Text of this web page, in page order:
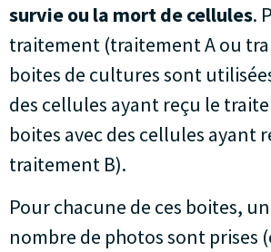
survie ou la mort de cellules.
traitement (traitement A ou
boites de cultures sont
des cellules ayant reçu le
boites avec des cellules ayant
traitement B).
Pour chacune de ces boites,
nombre de photos sont prises